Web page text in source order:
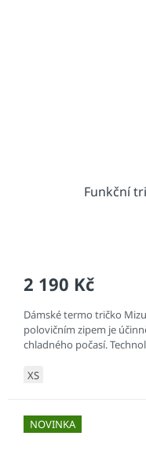
Funkční
2 190 Kč
Dámské termo tričko
polovičním zipem je
chladného počasí.
XS
NOVINKA